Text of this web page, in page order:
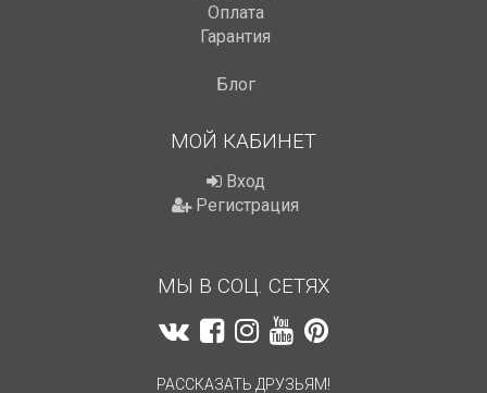
Оплата
Гарантия
Блог
МОЙ КАБИНЕТ
Вход
Регистрация
МЫ В СОЦ. СЕТЯХ
РАССКАЗАТЬ ДРУЗЬЯМ!